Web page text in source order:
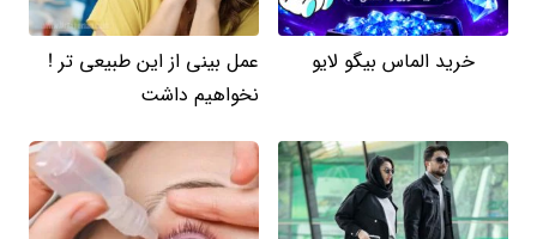
خرید الماس بیگو لایو
عمل بینی از این طبیعی تر !
نخواهیم داشت